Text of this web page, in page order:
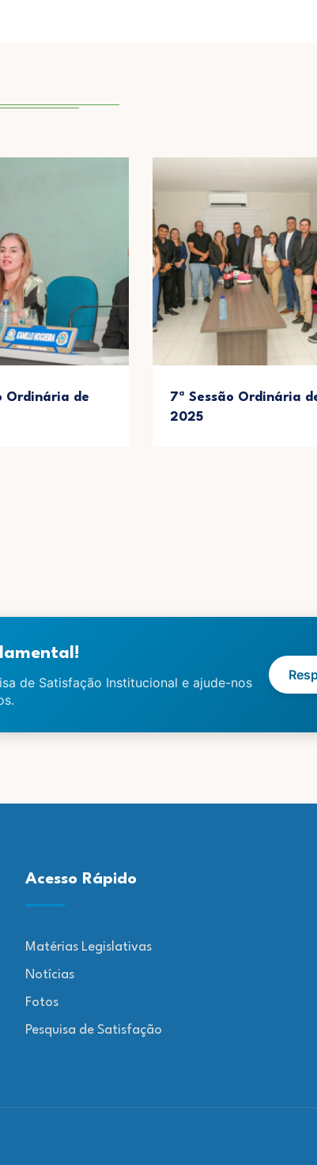
Ordinária de
7ª Sessão Ordinária
2025
de Satisfação Institucional e ajude-nos
Acesso Rápido
Matérias Legislativas
Notícias
Fotos
Pesquisa de Satisfação